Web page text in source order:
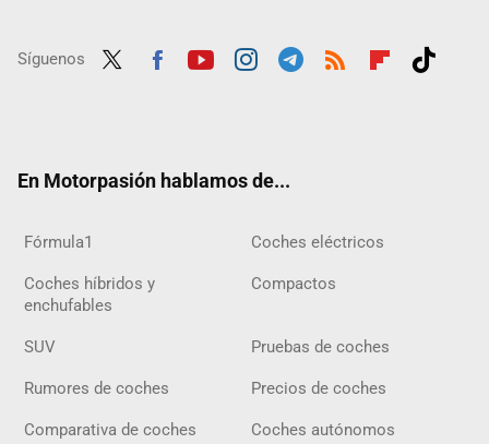
Síguenos
En Motorpasión hablamos de...
Fórmula1 Coches eléctricos
Coches híbridos y
enchufables
Compactos
SUV Pruebas de coches
Rumores de coches Precios de coches
Comparativa de coches Coches autónomos